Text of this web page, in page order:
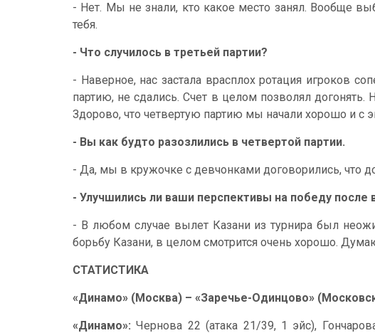
- Нет. Мы не знали, кто какое место занял. Вообще
тебя.
- Что случилось в третьей партии?
- Наверное, нас застала врасплох ротация игроков
партию, не сдались. Счет в целом позволял
Здорово, что четвертую партию мы начали хорошо и с
- Вы как будто разозлились в четвертой партии.
- Да, мы в кружочке с девчонками договорились, что
- Улучшились ли ваши перспективы на победу
- В любом случае вылет Казани из турнира был
борьбу Казани, в целом смотрится очень хорошо.
СТАТИСТИКА
«Динамо» (Москва) – «Заречье-Одинцово»
«Динамо»: Чернова 22 (атака 21/39, 1 эйс),